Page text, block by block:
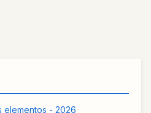
elementos - 2026